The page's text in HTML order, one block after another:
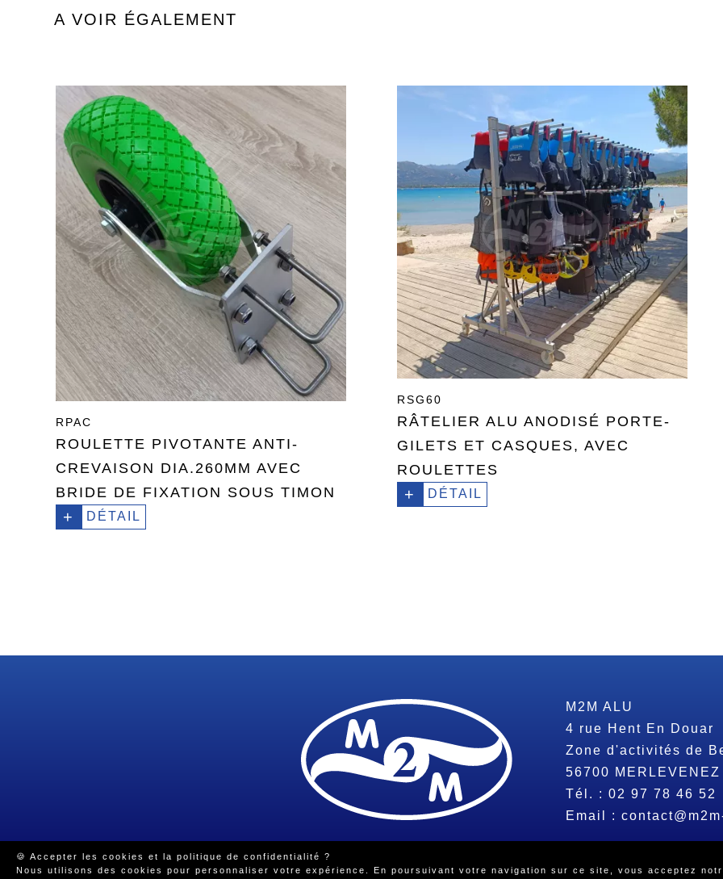
A VOIR ÉGALEMENT
RPAC
ROULETTE PIVOTANTE ANTI-
CREVAISON DIA.260MM AVEC
BRIDE DE FIXATION SOUS TIMON
+ DÉTAIL
RSG60
RÂTELIER ALU ANODISÉ PORTE-
GILETS ET CASQUES, AVEC
ROULETTES
+ DÉTAIL
M2M ALU
4 rue Hent En Douar
Zone d'activités de
56700 MERLEVENEZ
Tél. :02 97 78 46 52
Email :
© 2026 Tous droits réservés -
🍪 Accepter les cookies et la politique de confidentialité ?
Nous utilisons des cookies pour personnaliser votre expérience. En poursuivant votre navigation sur ce site, vous acceptez